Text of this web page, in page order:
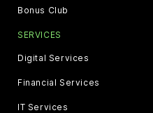
Bonus Club
SERVICES
Digital Services
Financial Services
IT Services